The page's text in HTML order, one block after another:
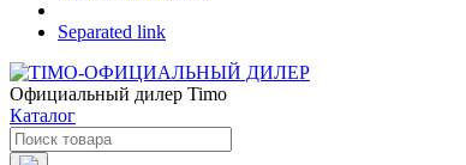
Separated link
Официальный дилер Timo
Каталог